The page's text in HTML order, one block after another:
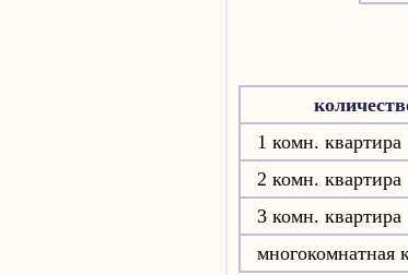
1 комн. квартира
2 комн. квартира
3 комн. квартира
многокомнатная